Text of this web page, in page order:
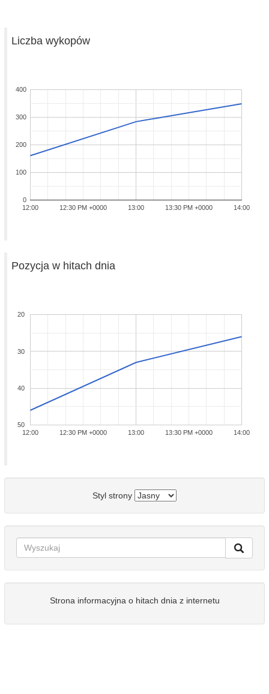
Liczba wykopów
12:00 13:00 14:00
12:30 PM +0000 13:30 PM +0000
0
100
200
300
400
Pozycja w hitach dnia
12:00 13:00 14:00
12:30 PM +0000 13:30 PM +0000
20
30
40
50
Styl strony
Strona informacyjna o hitach dnia z internetu